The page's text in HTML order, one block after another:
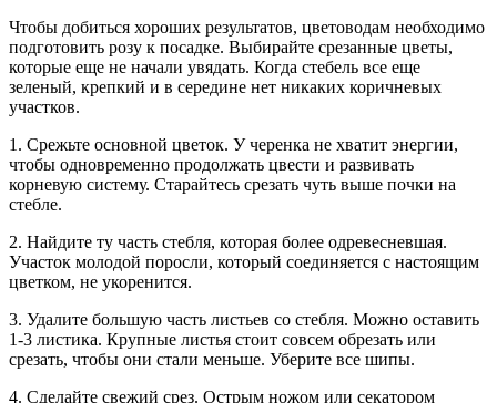
Чтобы добиться хороших результатов, цветоводам необходимо
подготовить розу к посадке. Выбирайте срезанные цветы,
которые еще не начали увядать. Когда стебель все еще
зеленый, крепкий и в середине нет никаких коричневых
участков.
1. Срежьте основной цветок. У черенка не хватит энергии,
чтобы одновременно продолжать цвести и развивать
корневую систему. Старайтесь срезать чуть выше почки на
стебле.
2. Найдите ту часть стебля, которая более одревесневшая.
Участок молодой поросли, который соединяется с настоящим
цветком, не укоренится.
3. Удалите большую часть листьев со стебля. Можно оставить
1-3 листика. Крупные листья стоит совсем обрезать или
срезать, чтобы они стали меньше. Уберите все шипы.
4. Сделайте свежий срез. Острым ножом или секатором